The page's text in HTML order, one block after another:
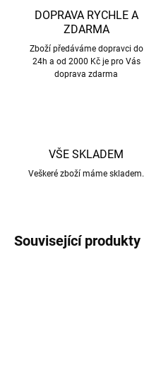
DOPRAVA RYCHLE A
ZDARMA
Zboží předáváme dopravci do
24h a od 2000 Kč je pro Vás
doprava zdarma
VŠE SKLADEM
Veškeré zboží máme skladem.
Související produkty